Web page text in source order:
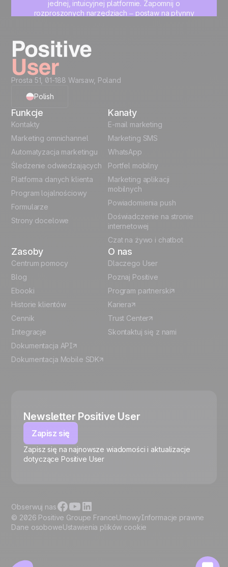
🍪
Zarządzaj plikami cookie
jednej, intuicyjnej platformie. Zapomnij o
rozproszonych narzędziach – postaw na płynny
Prosta 51, 01-188 Warsaw, Poland
Polish
English
French
German
Italian
Español
Funkcje
Kontakty
Marketing omnichannel
Automatyzacja marketingu
Śledzenie odwiedzających
Platforma danych klienta
Program lojalnościowy
Formularze
Strony docelowe
Kanały
E-mail marketing
Marketing SMS
WhatsApp
Portfel mobilny
Marketing aplikacji
mobilnych
Powiadomienia push
Doświadczenie na stronie
internetowej
Czat na żywo i chatbot
Zasoby
Centrum pomocy
Blog
Ebooki
Historie klientów
Cennik
Integracje
Dokumentacja API
Dokumentacja Mobile SDK
O nas
Dlaczego User
Poznaj Positive
Program partnerski
Kariera
Trust Center
Skontaktuj się z nami
Newsletter Positive User
Zapisz się
Zapisz się na najnowsze wiadomości i aktualizacje
dotyczące Positive User
© 2026 Positive Groupe FranceUmowyInformacje prawne
Dane osoboweUstawienia plików cookie
Obserwuj nas